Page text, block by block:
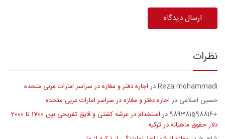
نظرات
Reza mohammadiدر اجاره دفتر و مغازه در سراسر امارات عربی متحده
حسین اسلامی در اجاره دفتر و مغازه در سراسر امارات عربی متحده
+989381598816
در
استخدام در عرشه کشتی و قایق تفریحی بین 1700 تا 2000
دلار حقوق ماهیانه در ترکیه